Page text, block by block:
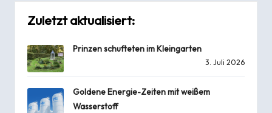
Zuletzt aktualisiert:
Prinzen schufteten im Kleingarten
3. Juli 2026
Goldene Energie-Zeiten mit weißem
Wasserstoff